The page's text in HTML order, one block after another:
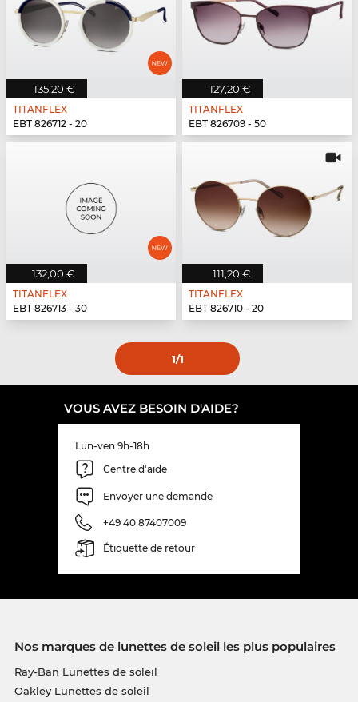
135,20 €
TITANFLEX
EBT 826712 - 20
127,20 €
TITANFLEX
EBT 826709 - 50
132,00 €
TITANFLEX
EBT 826713 - 30
111,20 €
TITANFLEX
EBT 826710 - 20
1/1
VOUS AVEZ BESOIN D'AIDE?
Lun-ven 9h-18h
Centre d'aide
Envoyer une demande
+49 40 87407009
Étiquette de retour
Nos marques de lunettes de soleil les plus populaires
Ray-Ban Lunettes de soleil
Oakley Lunettes de soleil